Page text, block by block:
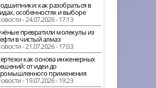
как разобраться в
особенностях и выборе
- 24.07.2026 - 17:13
превратили молекулы из
в чистый алмаз
- 21.07.2026 - 17:03
как основа инженерных
от идеи до
применения
- 19.07.2026 - 19:23